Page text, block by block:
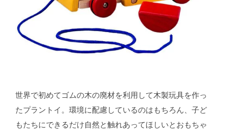
世界で初めてゴムの木の廃材を利用して木製玩具を作っ
たプラントイ。環境に配慮しているのはもちろん、子ど
もたちにできるだけ自然と触れあってほしいとおもちゃ